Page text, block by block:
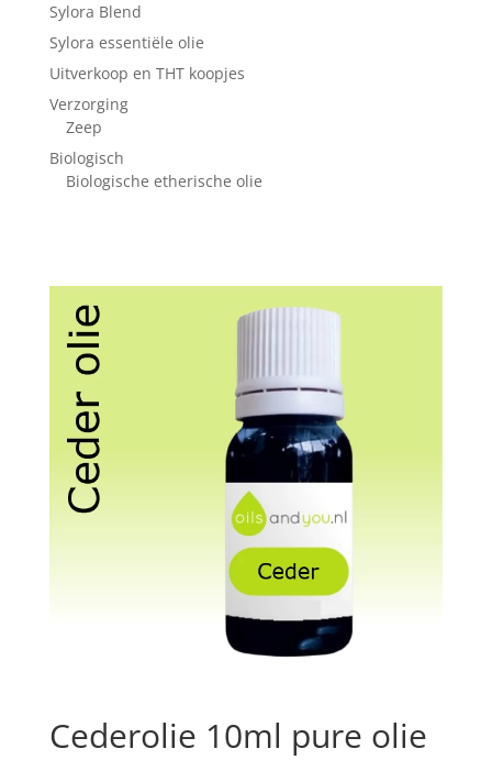
Sylora Blend
Sylora essentiële olie
Uitverkoop en THT koopjes
Verzorging
Zeep
Biologisch
Biologische etherische olie
Cederolie 10ml pure olie